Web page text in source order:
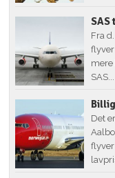
SAS
Fra
mere
SAS...
Det